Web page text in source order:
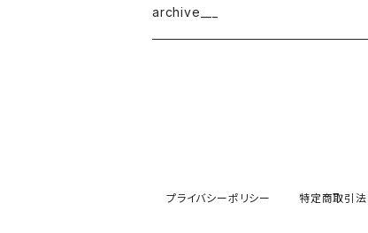
border
cotton × wool
織物
archive___
プライバシーポリシー 特定商取引